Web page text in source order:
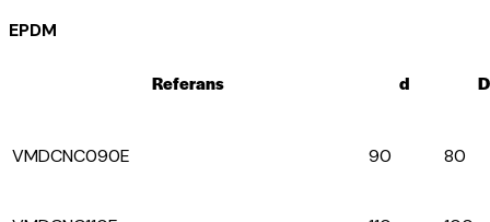
EPDM
Referans d
VMDCNC090E 90 80